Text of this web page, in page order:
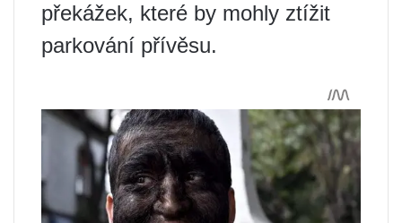
překážek, které by mohly ztížit
parkování přívěsu.